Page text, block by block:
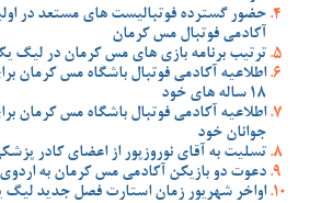
حضور گسترده فوتبالیست های مستعد در
آکادمی فوتبال مس کرمان
ترتیب برنامه بازی های مس کرمان در لیگ
اطلاعیه آکادمی فوتبال باشگاه مس کرمان
18 ساله های خود
اطلاعیه آکادمی فوتبال باشگاه مس کرمان
جوانان خود
تسلیت به آقای نوروزپور از اعضای کادر
دعوت دو بازیکن آکادمی مس کرمان به اردوی
اواخر شهریور زمان استارت فصل جدید